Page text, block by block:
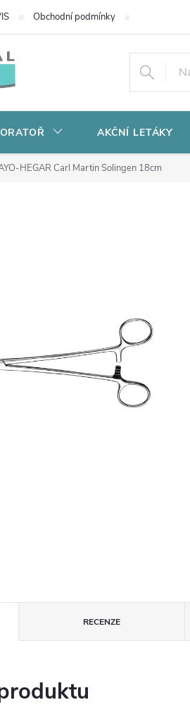
Obchodní podmínky Potřebujete
AKČNÍ LETÁKY
HEGAR Carl Martin Solingen 18cm
RECENZE